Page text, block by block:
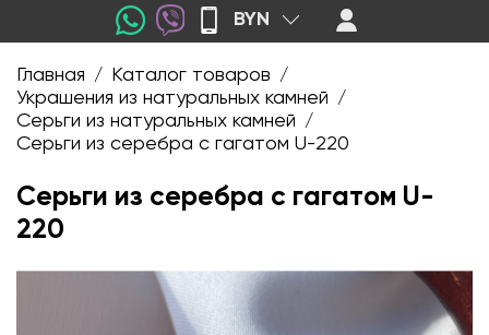
BYN
Главная / Каталог товаров /
Украшения из натуральных камней /
Серьги из натуральных камней /
Серьги из серебра с гагатом U-220
Серьги из серебра с гагатом U-
220